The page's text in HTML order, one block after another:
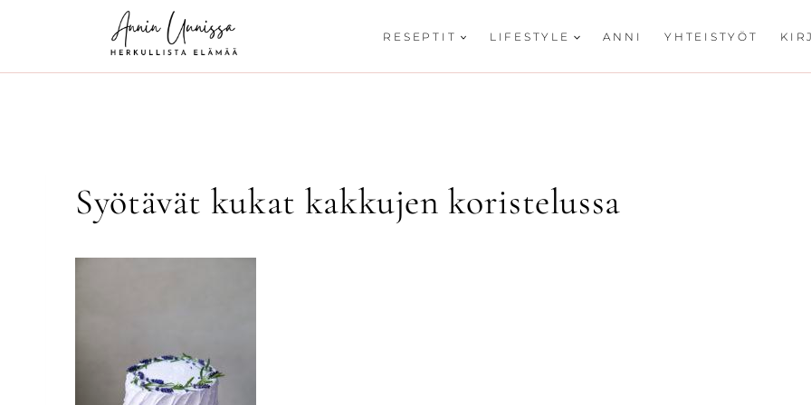
RESEPTIT LIFESTYLE ANNI YHTEISTYÖT
Syötävät kukat kakkujen koristelussa